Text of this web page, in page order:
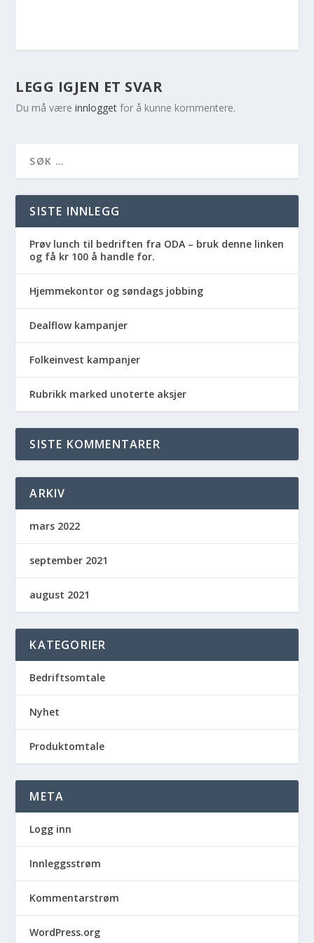
LEGG IGJEN ET SVAR
Du må væreinnlogget for å kunne kommentere.
SISTE INNLEGG
Prøv lunch til bedriften fra ODA – bruk denne linken
og få kr 100 å handle for.
Hjemmekontor og søndags jobbing
Dealflow kampanjer
Folkeinvest kampanjer
Rubrikk marked unoterte aksjer
SISTE KOMMENTARER
ARKIV
mars 2022
september 2021
august 2021
KATEGORIER
Bedriftsomtale
Nyhet
Produktomtale
META
Logg inn
Innleggsstrøm
Kommentarstrøm
WordPress.org